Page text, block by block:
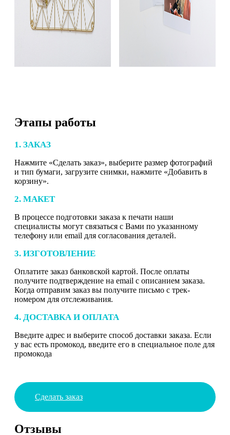
Этапы работы
1. ЗАКАЗ
Нажмите «Сделать заказ», выберите размер фотографий
и тип бумаги, загрузите снимки, нажмите «Добавить в
корзину».
2. МАКЕТ
В процессе подготовки заказа к печати наши
специалисты могут связаться с Вами по указанному
телефону или email для согласования деталей.
3. ИЗГОТОВЛЕНИЕ
Оплатите заказ банковской картой. После оплаты
получите подтверждение на email с описанием заказа.
Когда отправим заказ вы получите письмо с трек-
номером для отслеживания.
4. ДОСТАВКА И ОПЛАТА
Введите адрес и выберите способ доставки заказа. Если
у вас есть промокод, введите его в специальное поле для
промокода
Сделать заказ
Отзывы